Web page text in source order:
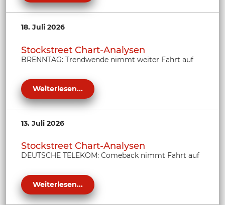
18. Juli 2026
Stockstreet Chart-Analysen
BRENNTAG: Trendwende nimmt weiter Fahrt auf
Weiterlesen...
13. Juli 2026
Stockstreet Chart-Analysen
DEUTSCHE TELEKOM: Comeback nimmt Fahrt auf
Weiterlesen...